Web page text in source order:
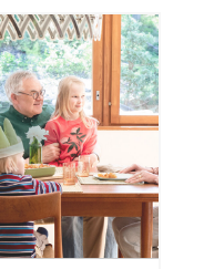
pyytää ja
hoitaa arjen
esimerkiksi
hoitoa,
tai
on maksuton
voivat tarjota
napin